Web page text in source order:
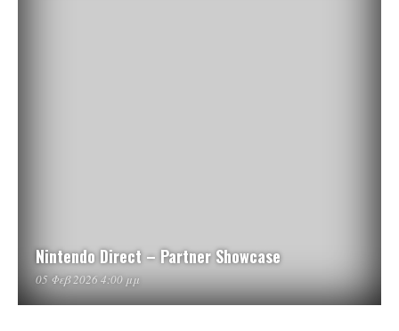
Nintendo Direct – Partner Showcase
05 Φεβ 2026 4:00 μμ